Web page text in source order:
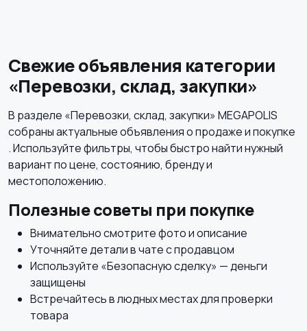
Медицина Начало карьеры
Образование и наука
Перевозки, склад,
Продажи
Свежие объявления категории
«Перевозки, склад, закупки»
В разделе «Перевозки, склад, закупки» MEGAPOLIS
собраны актуальные объявления о продаже и покупке
. Используйте фильтры, чтобы быстро найти нужный
вариант по цене, состоянию, бренду и
местоположению.
Полезные советы при покупке
Внимательно смотрите фото и описание
Уточняйте детали в чате с продавцом
Используйте «Безопасную сделку» — деньги
защищены
Встречайтесь в людных местах для проверки
товара